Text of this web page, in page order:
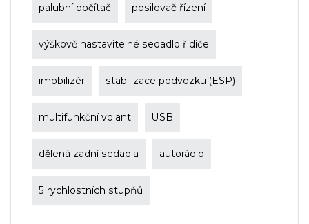
palubní počítač posilovač řízení
výškově nastavitelné sedadlo řidiče
imobilizér stabilizace podvozku (ESP)
multifunkční volant USB
dělená zadní sedadla autorádio
5 rychlostních stupňů